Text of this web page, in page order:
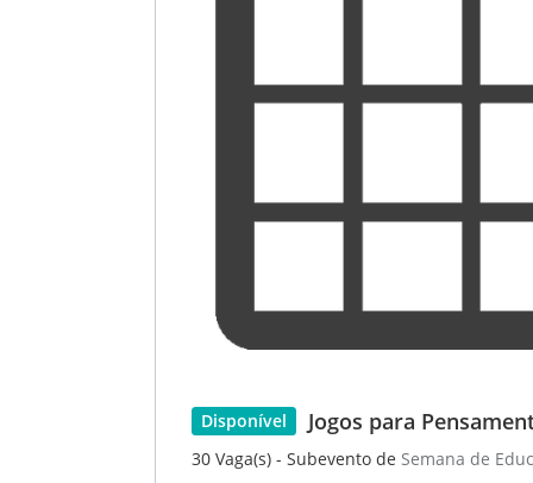
Disponível Jogos para
30 Vaga(s) - Subevento de Semana de